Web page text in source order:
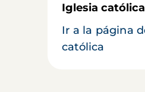
Iglesia católica
Ir a la página
católica